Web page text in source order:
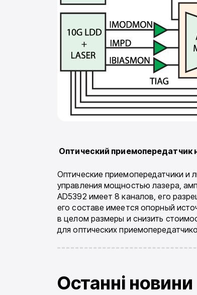
Оптический приемопередатчик
Оптические приемопередатчики и
управления мощностью лазера,
AD5392 имеет 8 каналов, его
его составе имеется опор­ный
в целом размеры и снизить
для оптических
Останні новини